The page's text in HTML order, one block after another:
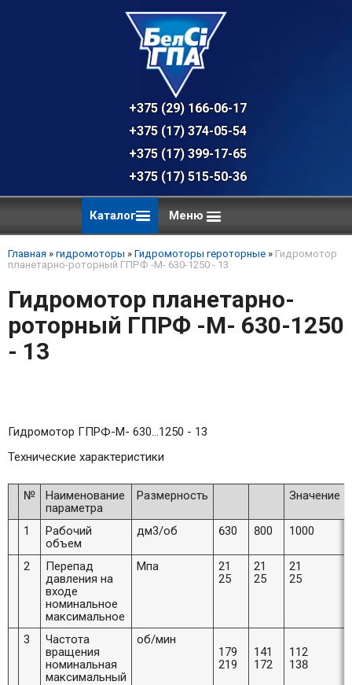
+375 (29) 166-06-17 - техническая
+375 (17) 374-05-54 - общий отдел,
+375 (17) 399-17-65
+375 (17) 515-50-36
Каталог Меню
Главная » гидромоторы » Гидромоторы героторные » Гидромотор
планетарно-роторный ГПРФ -M- 630-1250 - 13
Гидромотор планетарно-
роторный ГПРФ -M- 630-1250
- 13
Гидромотор ГПРФ-M- 630…1250 - 13
Технические характеристики
№
Наименование
параметра
Размерность Значение
1
Рабочий
объем
дм3/об 630 800 1000
2
Перепад
давления на
входе
номинальное
максимальное
Мпа
21
25
21
25
21
25
3
Частота
вращения
номинальная
максимальный
об/мин
179
219
141
172
112
138